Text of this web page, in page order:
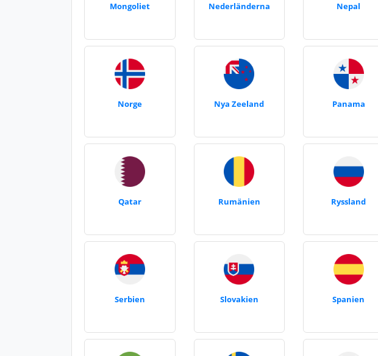
Mongoliet Nederländerna Nepal
Norge Nya Zeeland Panama
Qatar Rumänien Ryssland
Serbien Slovakien Spanien